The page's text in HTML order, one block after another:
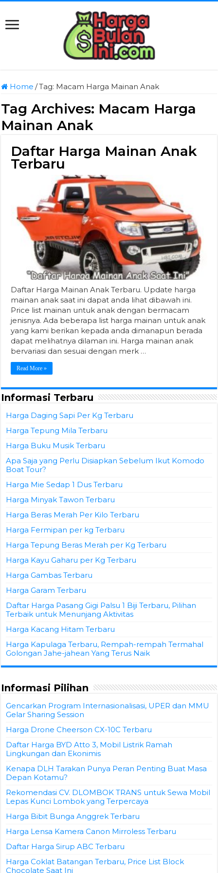
Home /Tag: Macam Harga Mainan Anak
Tag Archives: Macam Harga
Mainan Anak
Daftar Harga Mainan Anak
Terbaru
Daftar Harga Mainan Anak Terbaru. Update harga
mainan anak saat ini dapat anda lihat dibawah ini.
Price list mainan untuk anak dengan bermacam
jenisnya. Ada beberapa list harga mainan untuk anak
yang kami berikan kepada anda dimanapun berada
dapat melihatnya dilaman ini. Harga mainan anak
bervariasi dan sesuai dengan merk …
Read More »
Informasi Terbaru
Harga Daging Sapi Per Kg Terbaru
Harga Tepung Mila Terbaru
Harga Buku Musik Terbaru
Apa Saja yang Perlu Disiapkan Sebelum Ikut Komodo
Boat Tour?
Harga Mie Sedap 1 Dus Terbaru
Harga Minyak Tawon Terbaru
Harga Beras Merah Per Kilo Terbaru
Harga Fermipan per kg Terbaru
Harga Tepung Beras Merah per Kg Terbaru
Harga Kayu Gaharu per Kg Terbaru
Harga Gambas Terbaru
Harga Garam Terbaru
Daftar Harga Pasang Gigi Palsu 1 Biji Terbaru, Pilihan
Terbaik untuk Menunjang Aktivitas
Harga Kacang Hitam Terbaru
Harga Kapulaga Terbaru, Rempah-rempah Termahal
Golongan Jahe-jahean Yang Terus Naik
Informasi Pilihan
Gencarkan Program Internasionalisasi, UPER dan MMU
Gelar Sharing Session
Harga Drone Cheerson CX-10C Terbaru
Daftar Harga BYD Atto 3, Mobil Listrik Ramah
Lingkungan dan Ekonimis
Kenapa DLH Tarakan Punya Peran Penting Buat Masa
Depan Kotamu?
Rekomendasi CV. DLOMBOK TRANS untuk Sewa Mobil
Lepas Kunci Lombok yang Terpercaya
Harga Bibit Bunga Anggrek Terbaru
Harga Lensa Kamera Canon Mirroless Terbaru
Daftar Harga Sirup ABC Terbaru
Harga Coklat Batangan Terbaru, Price List Block
Chocolate Saat Ini